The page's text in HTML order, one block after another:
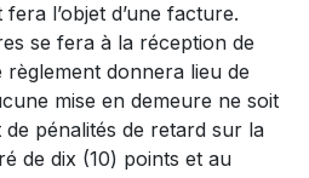
l’objet d’une facture.
se fera à la réception de
donnera lieu de
mise en demeure ne soit
de pénalités de retard sur la
de dix (10) points et au